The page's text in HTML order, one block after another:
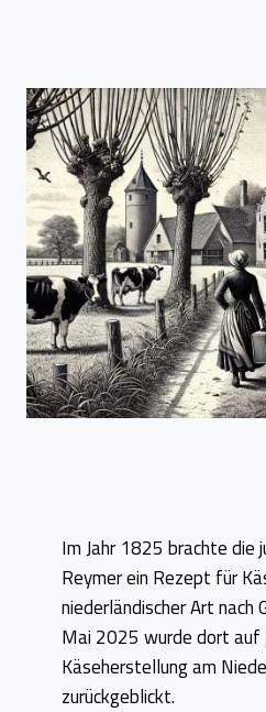
Im Jahr 1825 brachte die
Reymer ein Rezept für
niederländischer Art nach
Mai 2025 wurde dort auf
Käseherstellung am
zurückgeblickt.